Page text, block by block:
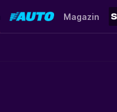
Magazin